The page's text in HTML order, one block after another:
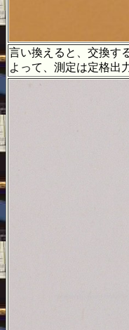
言い換えると、交換す
よって、測定は定格出